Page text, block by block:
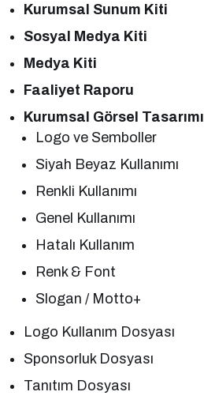
Kurumsal Sunum Kiti
Sosyal Medya Kiti
Medya Kiti
Faaliyet Raporu
Kurumsal Görsel Tasarımı
Logo ve Semboller
Siyah Beyaz Kullanımı
Renkli Kullanımı
Genel Kullanımı
Hatalı Kullanım
Renk & Font
Slogan / Motto+
Logo Kullanım Dosyası
Sponsorluk Dosyası
Tanıtım Dosyası